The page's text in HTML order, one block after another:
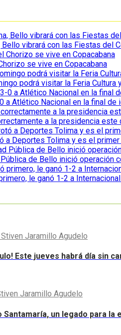
Bello vibrará con las Fiestas del
se vive en Copacabana
podrá visitar la Feria Cultura
a Atlético Nacional en la final de
a la presidencia este
a Deportes Tolima y es el
de Bello inició operación
le ganó 1-2 a
Jaramillo Agudelo
Este jueves habrá día sin
Jaramillo Agudelo
Santamaría, un legado para la